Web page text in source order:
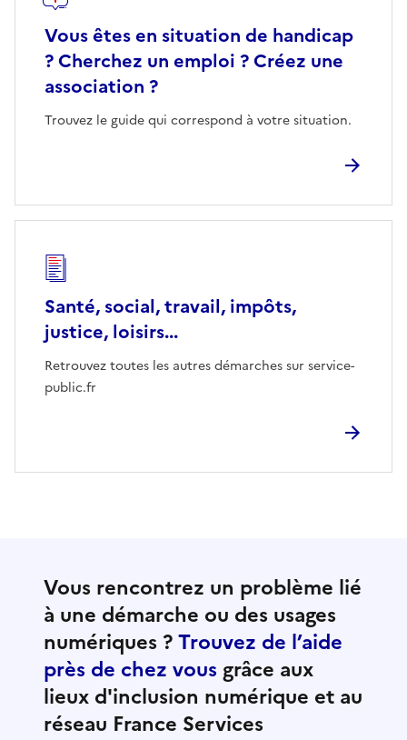
Vous êtes en situation de handicap
? Cherchez un emploi ? Créez une
association ?
Trouvez le guide qui correspond à votre situation.
Santé, social, travail, impôts,
justice, loisirs...
Retrouvez toutes les autres démarches sur service-
public.fr
Vous rencontrez un problème lié
à une démarche ou des usages
numériques ?Trouvez de l’aide
près de chez vous grâce aux
lieux d'inclusion numérique et au
réseau France Services